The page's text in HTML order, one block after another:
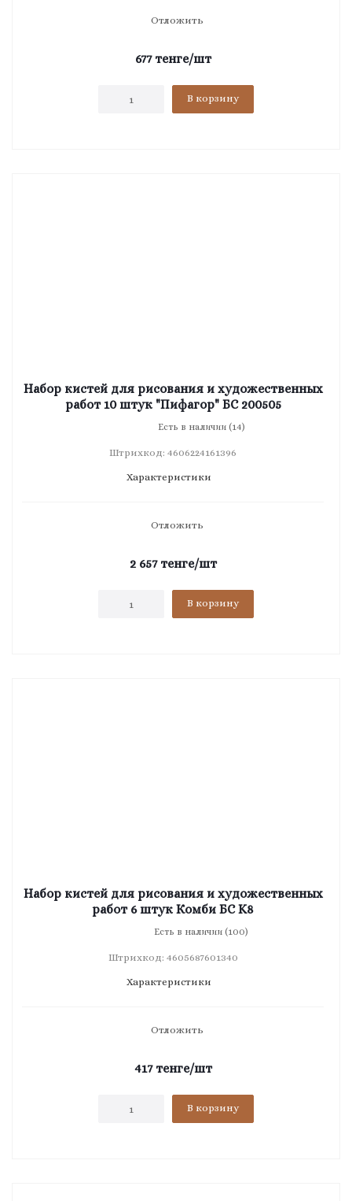
Отложить
677тенге/шт
В корзину
Набор кистей для рисования и художественных
работ 10 штук "Пифагор" БС 200505
Есть в наличии (14)
Штрихкод: 4606224161396
Характеристики
Отложить
2 657тенге/шт
В корзину
Набор кистей для рисования и художественных
работ 6 штук Комби БС K8
Есть в наличии (100)
Штрихкод: 4605687601340
Характеристики
Отложить
417тенге/шт
В корзину